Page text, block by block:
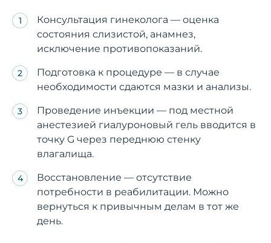
Консультация гинеколога — оценка
состояния слизистой, анамнез,
исключение противопоказаний.
Подготовка к процедуре — в случае
необходимости сдаются мазки и анализы.
Проведение инъекции — под местной
анестезией гиалуроновый гель вводится в
точку G через переднюю стенку
влагалища.
Восстановление — отсутствие
потребности в реабилитации. Можно
вернуться к привычным делам в тот же
день.